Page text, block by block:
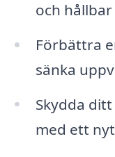
och
Förbättra
sänka
Skydda
med ett